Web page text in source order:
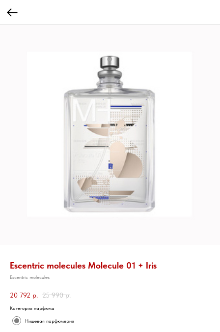
Escentric molecules Molecule 01 + Iris
Escentric molecules
20 792 р. 25 990 р.
Категория парфюма
Нишевая парфюмерия